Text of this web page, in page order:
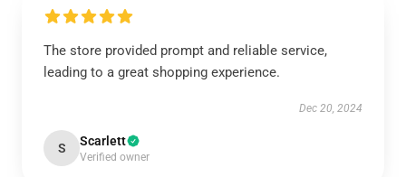
The store provided prompt and reliable service,
leading to a great shopping experience.
Dec 20, 2024
S Scarlett
Verified owner